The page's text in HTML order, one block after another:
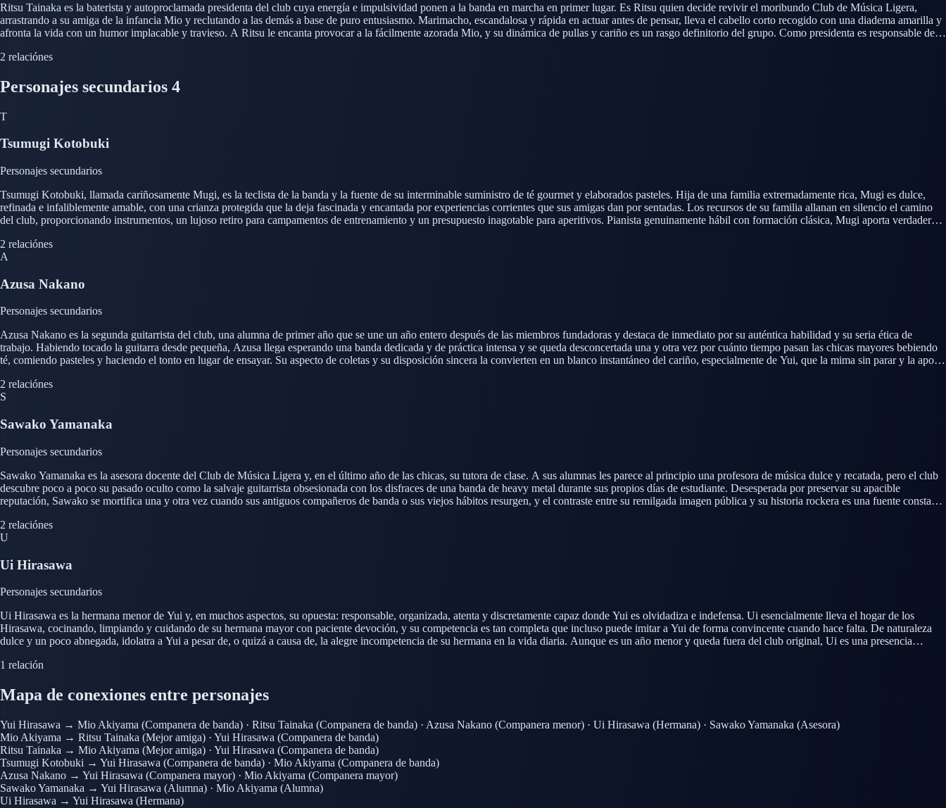
Ritsu Tainaka es la baterista y autoproclamada presidenta del club cuya energía e impulsividad ponen a la banda en marcha en primer lugar. Es Ritsu quien decide revivir el moribundo Club de Música Ligera,
arrastrando a su amiga de la infancia Mio y reclutando a las demás a base de puro entusiasmo. Marimacho, escandalosa y rápida en actuar antes de pensar, lleva el cabello corto recogido con una diadema amarilla y
afronta la vida con un humor implacable y travieso. A Ritsu le encanta provocar a la fácilmente azorada Mio, y su dinámica de pullas y cariño es un rasgo definitorio del grupo. Como presidenta es responsable del
2 relaciónes
Personajes secundarios 4
T
Tsumugi Kotobuki
Personajes secundarios
Tsumugi Kotobuki, llamada cariñosamente Mugi, es la teclista de la banda y la fuente de su interminable suministro de té gourmet y elaborados pasteles. Hija de una familia extremadamente rica, Mugi es dulce,
refinada e infaliblemente amable, con una crianza protegida que la deja fascinada y encantada por experiencias corrientes que sus amigas dan por sentadas. Los recursos de su familia allanan en silencio el camino
del club, proporcionando instrumentos, un lujoso retiro para campamentos de entrenamiento y un presupuesto inagotable para aperitivos. Pianista genuinamente hábil con formación clásica, Mugi aporta verdadera
2 relaciónes
A
Azusa Nakano
Personajes secundarios
Azusa Nakano es la segunda guitarrista del club, una alumna de primer año que se une un año entero después de las miembros fundadoras y destaca de inmediato por su auténtica habilidad y su seria ética de
trabajo. Habiendo tocado la guitarra desde pequeña, Azusa llega esperando una banda dedicada y de práctica intensa y se queda desconcertada una y otra vez por cuánto tiempo pasan las chicas mayores bebiendo
té, comiendo pasteles y haciendo el tonto en lugar de ensayar. Su aspecto de coletas y su disposición sincera la convierten en un blanco instantáneo del cariño, especialmente de Yui, que la mima sin parar y la apoda
2 relaciónes
S
Sawako Yamanaka
Personajes secundarios
Sawako Yamanaka es la asesora docente del Club de Música Ligera y, en el último año de las chicas, su tutora de clase. A sus alumnas les parece al principio una profesora de música dulce y recatada, pero el club
descubre poco a poco su pasado oculto como la salvaje guitarrista obsesionada con los disfraces de una banda de heavy metal durante sus propios días de estudiante. Desesperada por preservar su apacible
reputación, Sawako se mortifica una y otra vez cuando sus antiguos compañeros de banda o sus viejos hábitos resurgen, y el contraste entre su remilgada imagen pública y su historia rockera es una fuente constante
2 relaciónes
U
Ui Hirasawa
Personajes secundarios
Ui Hirasawa es la hermana menor de Yui y, en muchos aspectos, su opuesta: responsable, organizada, atenta y discretamente capaz donde Yui es olvidadiza e indefensa. Ui esencialmente lleva el hogar de los
Hirasawa, cocinando, limpiando y cuidando de su hermana mayor con paciente devoción, y su competencia es tan completa que incluso puede imitar a Yui de forma convincente cuando hace falta. De naturaleza
dulce y un poco abnegada, idolatra a Yui a pesar de, o quizá a causa de, la alegre incompetencia de su hermana en la vida diaria. Aunque es un año menor y queda fuera del club original, Ui es una presencia
1 relación
Mapa de conexiones entre personajes
Yui Hirasawa → Mio Akiyama (Companera de banda) · Ritsu Tainaka (Companera de banda) · Azusa Nakano (Companera menor) · Ui Hirasawa (Hermana) · Sawako Yamanaka (Asesora)
Mio Akiyama → Ritsu Tainaka (Mejor amiga) · Yui Hirasawa (Companera de banda)
Ritsu Tainaka → Mio Akiyama (Mejor amiga) · Yui Hirasawa (Companera de banda)
Tsumugi Kotobuki → Yui Hirasawa (Companera de banda) · Mio Akiyama (Companera de banda)
Azusa Nakano → Yui Hirasawa (Companera mayor) · Mio Akiyama (Companera mayor)
Sawako Yamanaka → Yui Hirasawa (Alumna) · Mio Akiyama (Alumna)
Ui Hirasawa → Yui Hirasawa (Hermana)